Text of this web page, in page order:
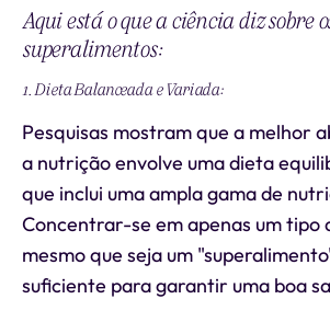
Aqui está o que a ciência diz sobre
superalimentos:
1. Dieta Balanceada e Variada:
Pesquisas mostram que a melhor
a nutrição envolve uma dieta
que inclui uma ampla gama de
Concentrar-se em apenas um tipo
mesmo que seja um
suficiente para garantir uma boa